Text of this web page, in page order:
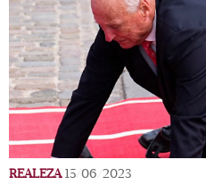
REALEZA 15/06/2023